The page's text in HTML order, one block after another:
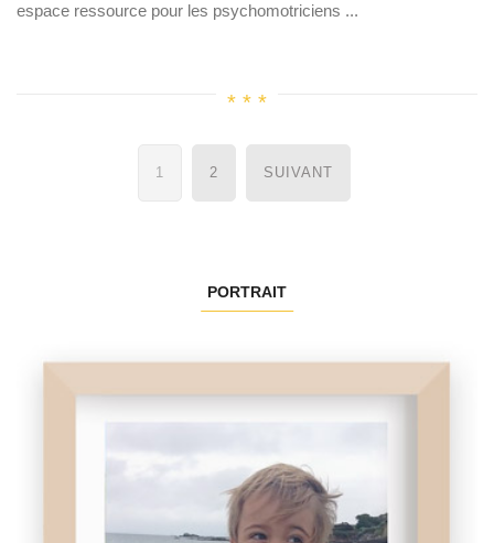
espace ressource pour les psychomotriciens ...
Navigation
des
1 2 SUIVANT
PORTRAIT